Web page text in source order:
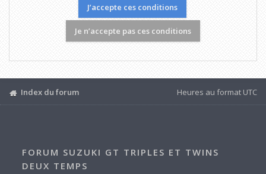
Index du forum Heures au format UTC
FORUM SUZUKI GT TRIPLES ET TWINS
DEUX TEMPS